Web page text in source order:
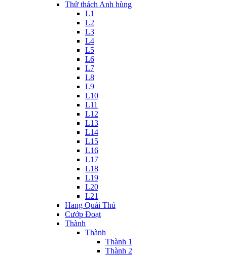
Thử thách Anh hùng
L1
L2
L3
L4
L5
L6
L7
L8
L9
L10
L11
L12
L13
L14
L15
L16
L17
L18
L19
L20
L21
Hang Quái Thú
Cướp Đoạt
Thành
Thành
Thành 1
Thành 2